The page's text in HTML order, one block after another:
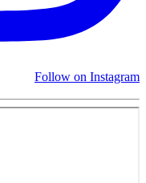
Follow on Instagram